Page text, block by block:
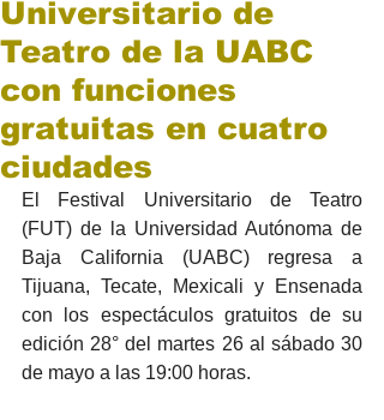
Universitario de
Teatro de la UABC
con funciones
gratuitas en cuatro
ciudades
El Festival Universitario de Teatro
(FUT) de la Universidad Autónoma de
Baja California (UABC) regresa a
Tijuana, Tecate, Mexicali y Ensenada
con los espectáculos gratuitos de su
edición 28° del martes 26 al sábado 30
de mayo a las 19:00 horas.